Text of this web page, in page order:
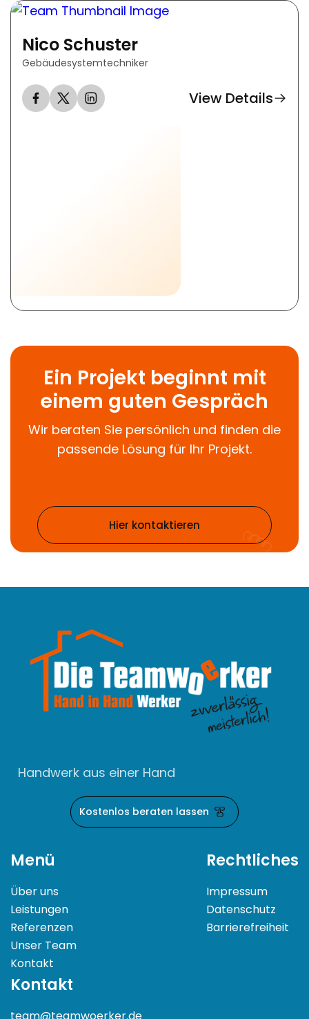
Nico Schuster
Gebäudesystemtechniker
View Details
Ein Projekt beginnt mit
einem guten Gespräch
Wir beraten Sie persönlich und finden die
passende Lösung für Ihr Projekt.
Hier kontaktieren
Handwerk aus einer Hand
Kostenlos beraten lassen
Menü
Über uns
Leistungen
Referenzen
Unser Team
Kontakt
Rechtliches
Impressum
Datenschutz
Barrierefreiheit
Kontakt
team@teamwoerker.de